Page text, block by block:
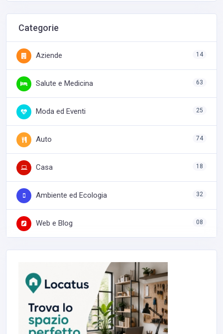
Categorie
Aziende 14
Salute e Medicina 63
Moda ed Eventi 25
Auto 74
Casa 18
Ambiente ed Ecologia 32
Web e Blog 08